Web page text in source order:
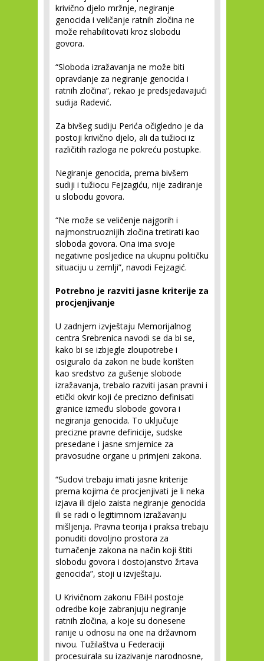
krivično djelo mržnje, negiranje
genocida i veličanje ratnih zločina ne
može rehabilitovati kroz slobodu
govora.
“Sloboda izražavanja ne može biti
opravdanje za negiranje genocida i
ratnih zločina”, rekao je predsjedavajući
sudija Radević.
Za bivšeg sudiju Perića očigledno je da
postoji krivično djelo, ali da tužioci iz
različitih razloga ne pokreću postupke.
Negiranje genocida, prema bivšem
sudiji i tužiocu Fejzagiću, nije zadiranje
u slobodu govora.
“Ne može se veličenje najgorih i
najmonstruoznijih zločina tretirati kao
sloboda govora. Ona ima svoje
negativne posljedice na ukupnu političku
situaciju u zemlji”, navodi Fejzagić.
Potrebno je razviti jasne kriterije za
procjenjivanje
U zadnjem izvještaju Memorijalnog
centra Srebrenica navodi se da bi se,
kako bi se izbjegle zloupotrebe i
osiguralo da zakon ne bude korišten
kao sredstvo za gušenje slobode
izražavanja, trebalo razviti jasan pravni i
etički okvir koji će precizno definisati
granice između slobode govora i
negiranja genocida. To uključuje
precizne pravne definicije, sudske
presedane i jasne smjernice za
pravosudne organe u primjeni zakona.
“Sudovi trebaju imati jasne kriterije
prema kojima će procjenjivati je li neka
izjava ili djelo zaista negiranje genocida
ili se radi o legitimnom izražavanju
mišljenja. Pravna teorija i praksa trebaju
ponuditi dovoljno prostora za
tumačenje zakona na način koji štiti
slobodu govora i dostojanstvo žrtava
genocida”, stoji u izvještaju.
U Krivičnom zakonu FBiH postoje
odredbe koje zabranjuju negiranje
ratnih zločina, a koje su donesene
ranije u odnosu na one na državnom
nivou. Tužilaštva u Federaciji
procesuirala su izazivanje narodnosne,